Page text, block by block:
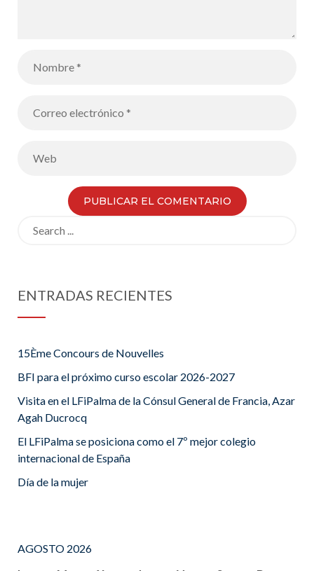
ENTRADAS RECIENTES
15Ème Concours de Nouvelles
BFI para el próximo curso escolar 2026-2027
Visita en el LFiPalma de la Cónsul General de Francia, Azar
Agah Ducrocq
El LFiPalma se posiciona como el 7º mejor colegio
internacional de España
Día de la mujer
AGOSTO 2026